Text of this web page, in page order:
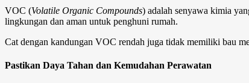
VOC (Volatile Organic Compounds) adalah senyawa kimia
lingkungan dan aman untuk penghuni rumah.
Cat dengan kandungan VOC rendah juga tidak memiliki bau
Pastikan Daya Tahan dan Kemudahan Perawatan